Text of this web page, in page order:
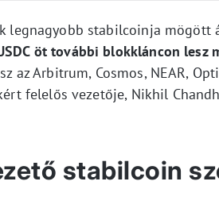
legnagyobb stabilcoinja mögött
öt további blokkláncon lesz
az Arbitrum, Cosmos, NEAR,
felelős vezetője, Nikhil
stabilcoin